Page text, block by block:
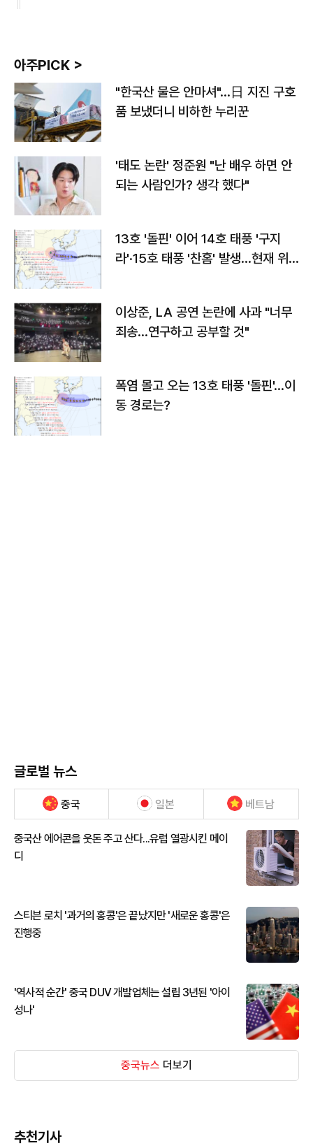
아주PICK >
"한국산 물은 안마셔"…日 지진 구호
품 보냈더니 비하한 누리꾼
'태도 논란' 정준원 "난 배우 하면 안
되는 사람인가? 생각 했다"
13호 '돌핀' 이어 14호 태풍 '구지
라'·15호 태풍 '찬홈' 발생…현재 위
이상준, LA 공연 논란에 사과 "너무
죄송…연구하고 공부할 것"
폭염 몰고 오는 13호 태풍 '돌핀'…이
동 경로는?
글로벌 뉴스
중국 일본 베트남
중국산 에어콘을 웃돈 주고 산다...유럽 열광시킨 메이
디
스티븐 로치 '과거의 홍콩'은 끝났지만 '새로운 홍콩'은
진행중
'역사적 순간' 중국 DUV 개발업체는 설립 3년된 '아이
성나'
중국뉴스 더보기
추천기사